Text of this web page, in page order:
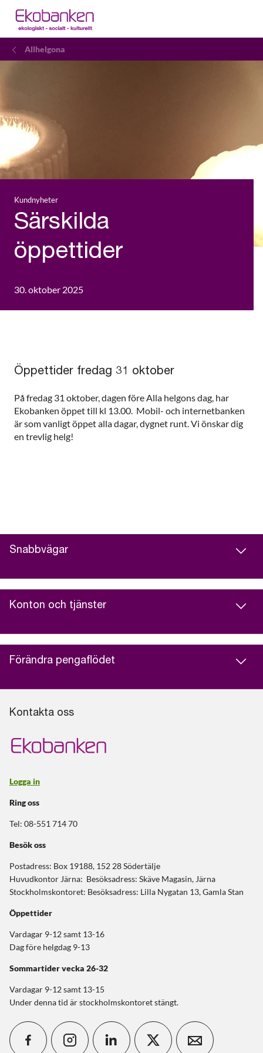
Allhelgona
Kundnyheter
Särskilda
öppettider
30. oktober 2025
Öppettider fredag 31 oktober
På fredag 31 oktober, dagen före Alla helgons dag, har
Ekobanken öppet till kl 13.00. Mobil- och internetbanken
är som vanligt öppet alla dagar, dygnet runt. Vi önskar dig
en trevlig helg!
Snabbvägar
Konton och tjänster
Förändra pengaflödet
Kontakta oss
Logga in
Ring oss
Tel: 08-551 714 70
Besök oss
Postadress: Box 19188, 152 28 Södertälje
Huvudkontor Järna: Besöksadress: Skäve Magasin, Järna
Stockholmskontoret: Besöksadress: Lilla Nygatan 13, Gamla Stan
Öppettider
Vardagar 9-12 samt 13-16
Dag före helgdag 9-13
Sommartidervecka 26-32
Vardagar 9-12 samt 13-15
Under denna tid är stockholmskontoret stängt.